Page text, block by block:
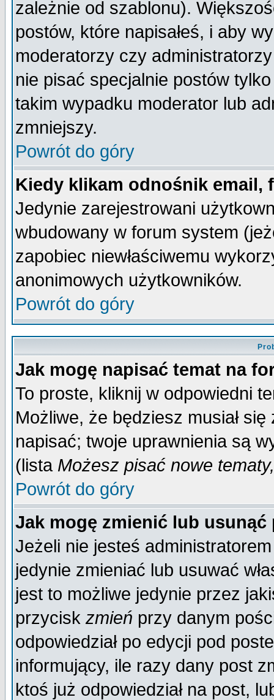
zależnie od szablonu).
postów, które napisałeś, i aby
moderatorzy czy
nie pisać specjalnie postów
takim wypadku moderator lub
zmniejszy.
Powrót do góry
Kiedy klikam odnośnik email,
Jedynie zarejestrowani
wbudowany w forum system
zapobiec niewłaściwemu
anonimowych użytkowników.
Powrót do góry
Jak mogę napisać temat na
To proste, kliknij w odpowiedni
Możliwe, że będziesz musiał
napisać; twoje uprawnienia są
(lista Możesz pisać nowe
Powrót do góry
Jak mogę zmienić lub usunąć
Jeżeli nie jesteś
jedynie zmieniać lub usuwać
jest to możliwe jedynie przez
przycisk zmień przy danym
odpowiedział po edycji pod
informujący, ile razy dany post
ktoś już odpowiedział na post,